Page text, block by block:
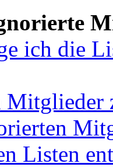
ich die
Listen